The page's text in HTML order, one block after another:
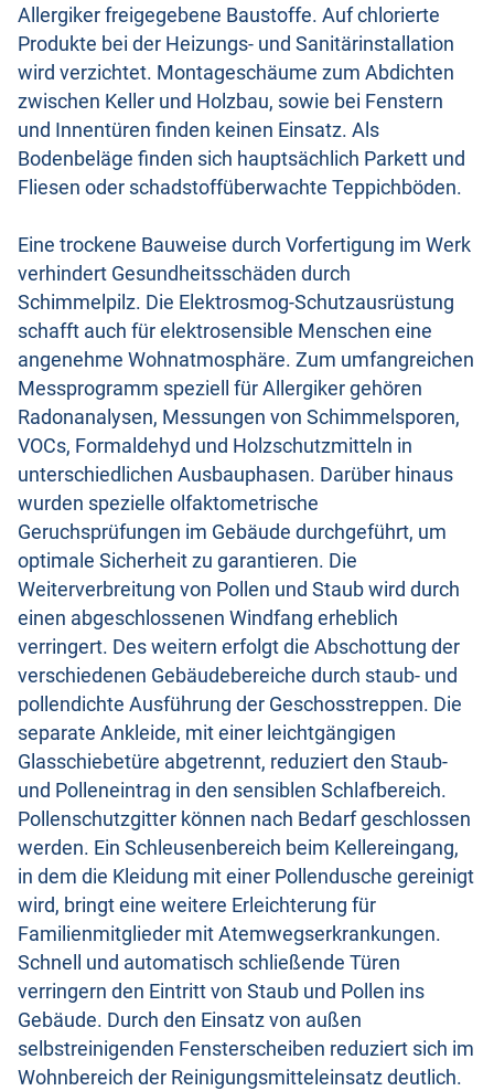
Allergiker freigegebene Baustoffe. Auf chlorierte
Produkte bei der Heizungs- und Sanitärinstallation
wird verzichtet. Montageschäume zum Abdichten
zwischen Keller und Holzbau, sowie bei Fenstern
und Innentüren finden keinen Einsatz. Als
Bodenbeläge finden sich hauptsächlich Parkett und
Fliesen oder schadstoffüberwachte Teppichböden.
Eine trockene Bauweise durch Vorfertigung im Werk
verhindert Gesundheitsschäden durch
Schimmelpilz. Die Elektrosmog-Schutzausrüstung
schafft auch für elektrosensible Menschen eine
angenehme Wohnatmosphäre. Zum umfangreichen
Messprogramm speziell für Allergiker gehören
Radonanalysen, Messungen von Schimmelsporen,
VOCs, Formaldehyd und Holzschutzmitteln in
unterschiedlichen Ausbauphasen. Darüber hinaus
wurden spezielle olfaktometrische
Geruchsprüfungen im Gebäude durchgeführt, um
optimale Sicherheit zu garantieren. Die
Weiterverbreitung von Pollen und Staub wird durch
einen abgeschlossenen Windfang erheblich
verringert. Des weitern erfolgt die Abschottung der
verschiedenen Gebäudebereiche durch staub- und
pollendichte Ausführung der Geschosstreppen. Die
separate Ankleide, mit einer leichtgängigen
Glasschiebetüre abgetrennt, reduziert den Staub-
und Polleneintrag in den sensiblen Schlafbereich.
Pollenschutzgitter können nach Bedarf geschlossen
werden. Ein Schleusenbereich beim Kellereingang,
in dem die Kleidung mit einer Pollendusche gereinigt
wird, bringt eine weitere Erleichterung für
Familienmitglieder mit Atemwegserkrankungen.
Schnell und automatisch schließende Türen
verringern den Eintritt von Staub und Pollen ins
Gebäude. Durch den Einsatz von außen
selbstreinigenden Fensterscheiben reduziert sich im
Wohnbereich der Reinigungsmitteleinsatz deutlich.